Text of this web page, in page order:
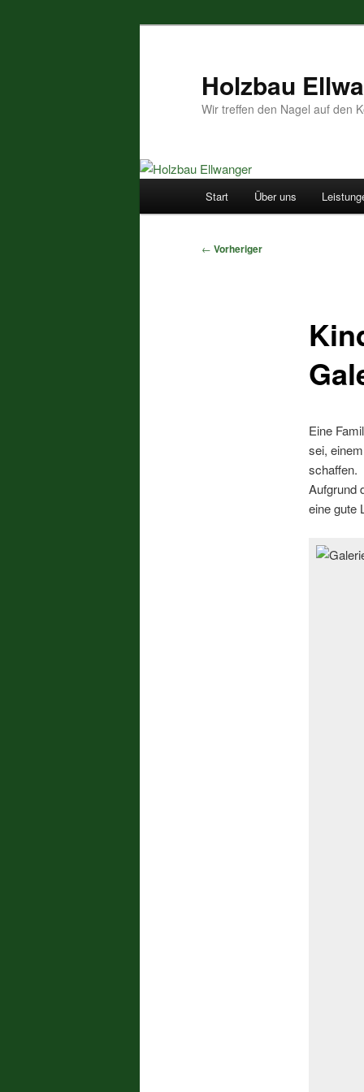
Holzbau
Wir treffen den Nagel auf den
Start Über uns
Beitragsnavigation
← Vorheriger
Eine
sei,
schaffen.
Aufgrund
eine gute